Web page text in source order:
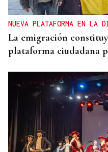
NUEVA PLATAFORMA EN LA
La emigración
plataforma ciudadana